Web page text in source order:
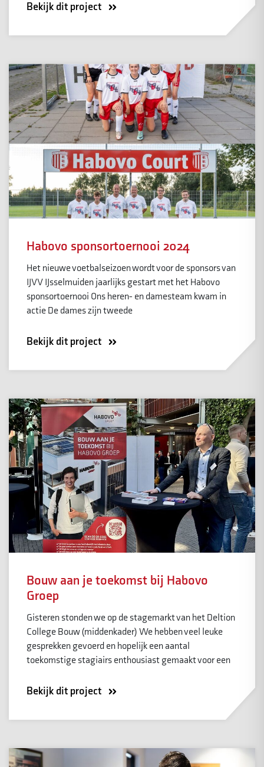
Bekijk dit project
Habovo sponsortoernooi 2024
Het nieuwe voetbalseizoen wordt voor de sponsors van
IJVV IJsselmuiden jaarlijks gestart met het Habovo
sponsortoernooi Ons heren- en damesteam kwam in
actie De dames zijn tweede
Bekijk dit project
Bouw aan je toekomst bij Habovo
Groep
Gisteren stonden we op de stagemarkt van het Deltion
College Bouw (middenkader) We hebben veel leuke
gesprekken gevoerd en hopelijk een aantal
toekomstige stagiairs enthousiast gemaakt voor een
Bekijk dit project